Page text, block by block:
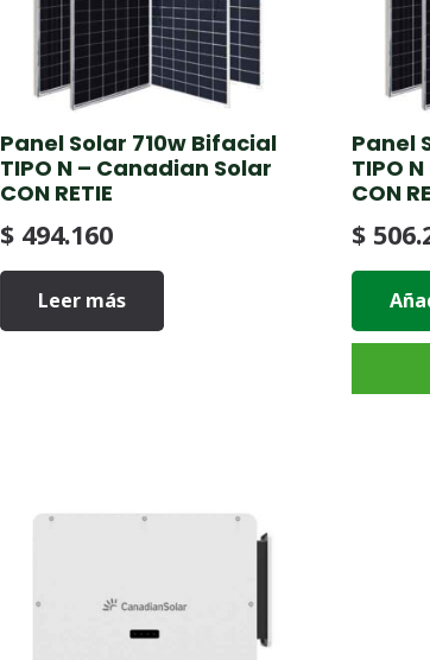
Panel Solar 710w Bifacial
TIPO N – Canadian Solar
CON RETIE
$494.160
Leer más
Panel
TIPO
CON
$